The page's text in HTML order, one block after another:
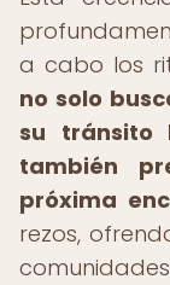
a cabo los
no solo
su tránsito
también
próxima
rezos,